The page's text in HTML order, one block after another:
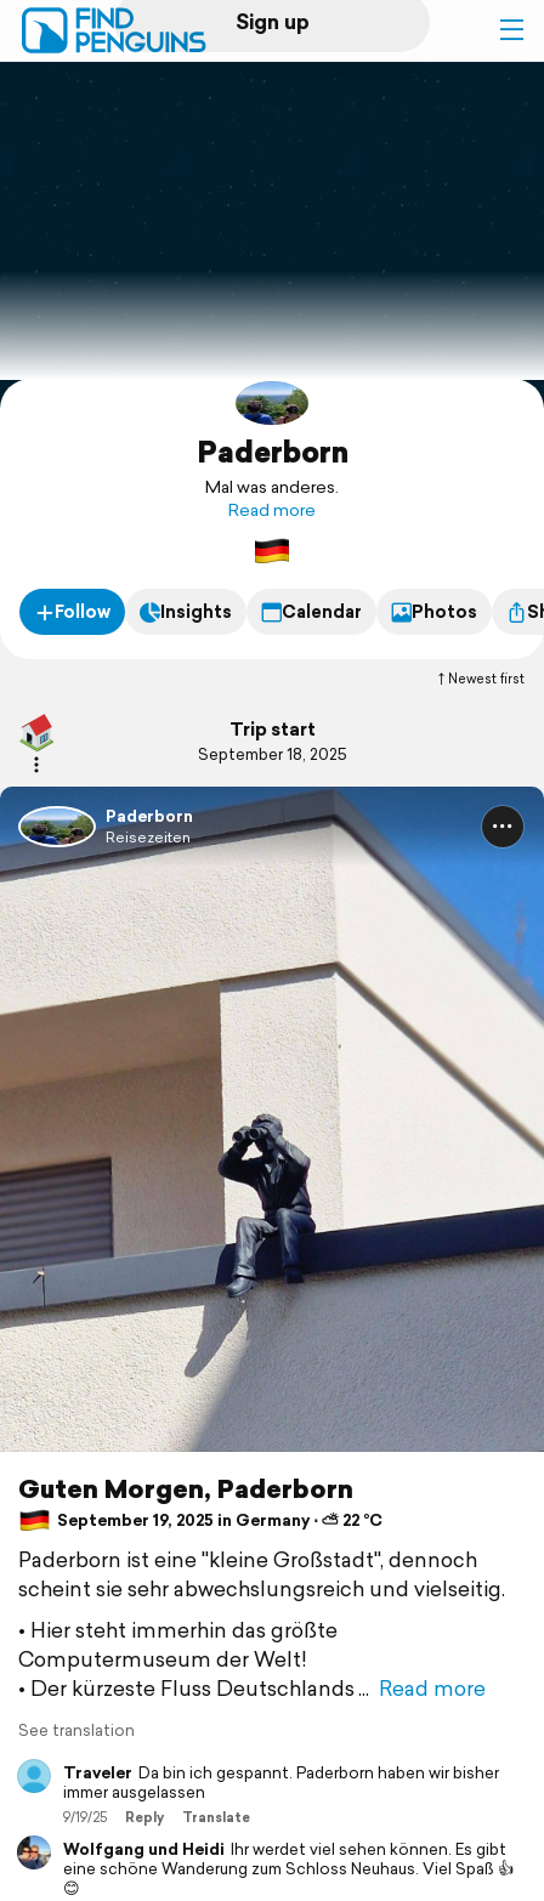
Sign up
Log in
Print a book
Flyover video
Explore
Paderborn
Mal was anderes.
Read more
Follow Insights Calendar Photos
Newest first
Trip start
September 18, 2025
Paderborn
Reisezeiten
Guten Morgen, Paderborn
September 19, 2025 in Germany ⋅ ⛅ 22 °C
Paderborn ist eine "kleine Großstadt", dennoch
scheint sie sehr abwechslungsreich und vielseitig.
• Hier steht immerhin das größte
Computermuseum der Welt!
• Der kürzeste Fluss Deutschlands
Read more
See translation
Traveler Da bin ich gespannt. Paderborn haben wir bisher
immer ausgelassen
9/19/25 Reply Translate
Wolfgang und Heidi Ihr werdet viel sehen können. Es gibt
eine schöne Wanderung zum Schloss Neuhaus. Viel Spaß 👍
😊